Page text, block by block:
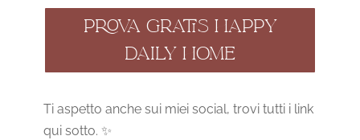
PROVA GRATIS HAPPY
DAILY HOME
Ti aspetto anche sui miei social, trovi tutti i link
qui sotto. ✨